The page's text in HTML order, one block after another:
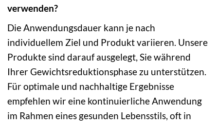
verwenden?
Die Anwendungsdauer kann je nach
individuellem Ziel und Produkt variieren. Unsere
Produkte sind darauf ausgelegt, Sie während
Ihrer Gewichtsreduktionsphase zu unterstützen.
Für optimale und nachhaltige Ergebnisse
empfehlen wir eine kontinuierliche Anwendung
im Rahmen eines gesunden Lebensstils, oft in